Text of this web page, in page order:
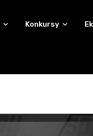
Konkursy